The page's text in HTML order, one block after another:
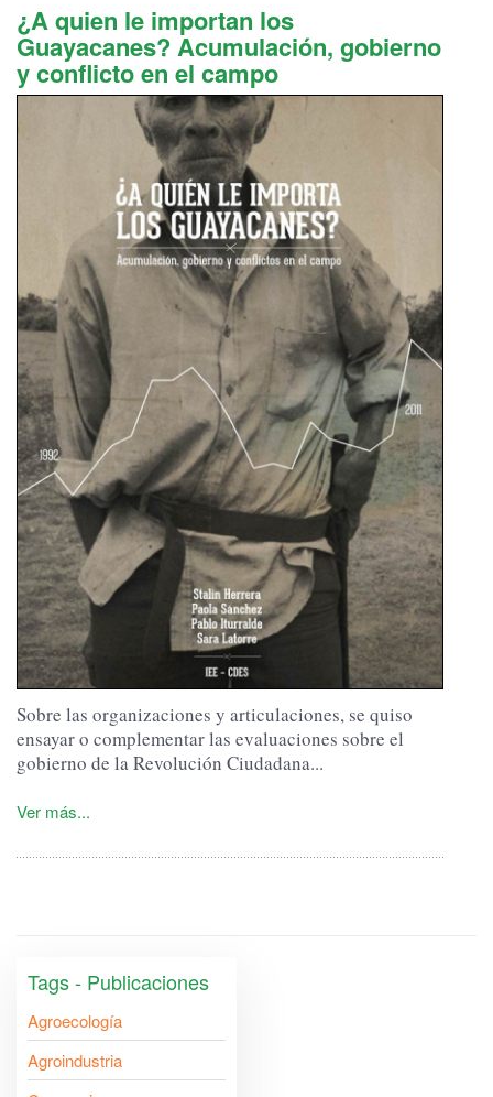
¿A quien le importan los
Guayacanes? Acumulación, gobierno
y conflicto en el campo
Sobre las organizaciones y articulaciones, se quiso
ensayar o complementar las evaluaciones sobre el
gobierno de la Revolución Ciudadana...
Ver más...
Tags - Publicaciones
Agroecología
Agroindustria